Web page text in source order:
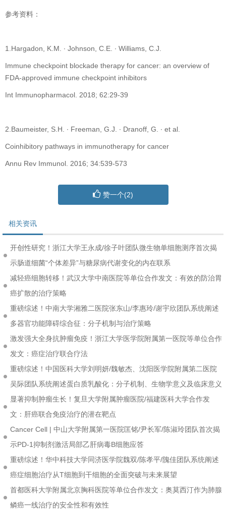
参考资料：
1.Hargadon, K.M. ∙ Johnson, C.E. ∙ Williams, C.J.
Immune checkpoint blockade therapy for cancer: an overview of
FDA-approved immune checkpoint inhibitors
Int Immunopharmacol. 2018; 62:29-39
2.Baumeister, S.H. ∙ Freeman, G.J. ∙ Dranoff, G. ∙ et al.
Coinhibitory pathways in immunotherapy for cancer
Annu Rev Immunol. 2016; 34:539-573
赞一个(2)
相关资讯
开创性研究！浙江大学王永成/徐子叶团队微生物单细胞测序首次揭
示肠道细菌“个体差异”与糖尿病代谢变化的内在联系
减轻癌细胞转移！武汉大学中南医院等单位合作发文：有效的防治胃
癌扩散的治疗策略
重磅综述！中南大学湘雅二医院张东山/李惠玲/谢宇欣团队系统阐述
多器官功能障碍综合征：分子机制与治疗策略
激发强大全身抗肿瘤免疫！浙江大学医学院附属第一医院等单位合作
发文：癌症治疗联合疗法
重磅综述！中国医科大学刘明妍/魏敏杰、沈阳医学院附属第二医院
吴际团队系统阐述蛋白质乳酸化：分子机制、生物学意义及临床意义
显著抑制肿瘤生长！复旦大学附属肿瘤医院/福建医科大学合作发
文：肝癌联合免疫治疗的潜在靶点
Cancer Cell | 中山大学附属第一医院匡铭/尹长军/陈淑玲团队首次揭
示PD-1抑制剂激活局部乙肝病毒B细胞应答
重磅综述！华中科技大学同济医学院魏双/陈孝平/隗佳团队系统阐述
癌症细胞治疗从T细胞到干细胞的全面突破与未来展望
首都医科大学附属北京胸科医院等单位合作发文：奥莫西汀作为肺腺
鳞癌一线治疗的安全性和有效性